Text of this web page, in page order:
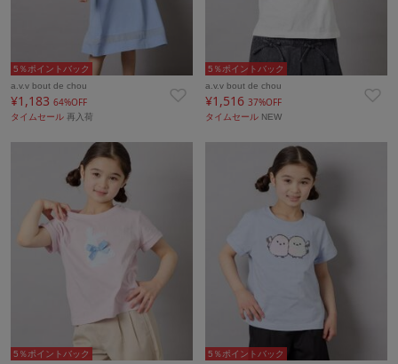
5％ポイントバック
a.v.v bout de chou
¥1,183 64%OFF
タイムセール 再入荷
5％ポイントバック
a.v.v bout de chou
¥1,516 37%OFF
タイムセール NEW
5％ポイントバック
5％ポイントバック